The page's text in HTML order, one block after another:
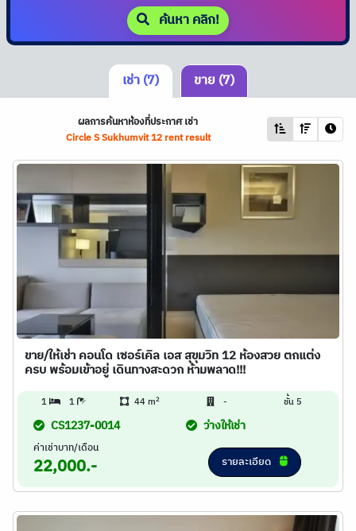
ค้นหา คลิก!
เช่า (7) ขาย (7)
ผลการค้นหาห้องที่ประกาศ เช่า
Circle S Sukhumvit 12 rent result
ขาย/ให้เช่า คอนโด เซอร์เคิล เอส สุขุมวิท 12 ห้องสวย ตกแต่ง
ครบ พร้อมเข้าอยู่ เดินทางสะดวก ห้ามพลาด!!!
1 1 44 m2 - ชั้น 5
CS1237-0014 ว่างให้เช่า
ค่าเช่าบาท/เดือน
22,000.- รายละเอียด